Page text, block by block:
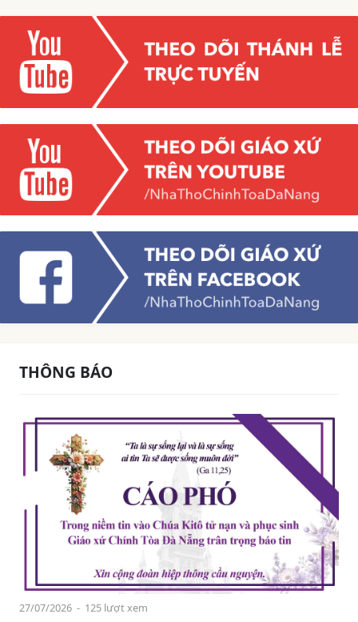
THÔNG BÁO
27/07/2026 - 125 lượt xem